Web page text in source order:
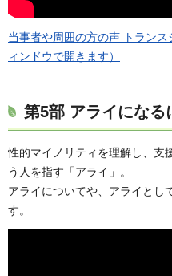
当事者や周囲の方の声 トラン
ィンドウで開きます）
第5部 アライになる
性的マイノリティを理解し、支
う人を指す「アライ」。
アライについてや、アライとし
す。